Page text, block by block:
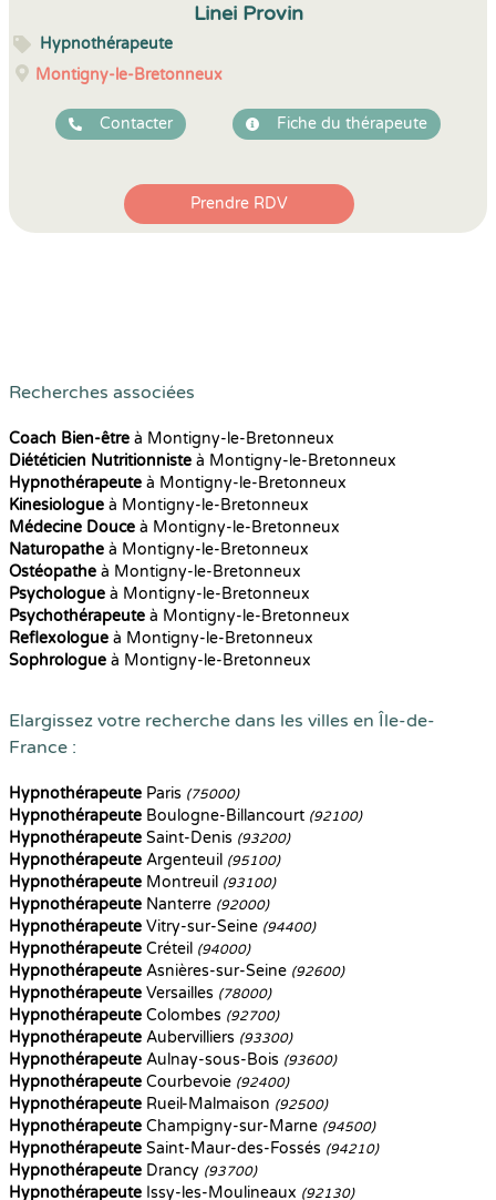
Linei Provin
Hypnothérapeute
Montigny-le-Bretonneux
Contacter Fiche du thérapeute
Prendre RDV
Recherches associées
Coach Bien-être à Montigny-le-Bretonneux
Diététicien Nutritionniste à Montigny-le-Bretonneux
Hypnothérapeute à Montigny-le-Bretonneux
Kinesiologue à Montigny-le-Bretonneux
Médecine Douce à Montigny-le-Bretonneux
Naturopathe à Montigny-le-Bretonneux
Ostéopathe à Montigny-le-Bretonneux
Psychologue à Montigny-le-Bretonneux
Psychothérapeute à Montigny-le-Bretonneux
Reflexologue à Montigny-le-Bretonneux
Sophrologue à Montigny-le-Bretonneux
Elargissez votre recherche dans les villes en Île-de-
France :
Hypnothérapeute Paris (75000)
Hypnothérapeute Boulogne-Billancourt (92100)
Hypnothérapeute Saint-Denis (93200)
Hypnothérapeute Argenteuil (95100)
Hypnothérapeute Montreuil (93100)
Hypnothérapeute Nanterre (92000)
Hypnothérapeute Vitry-sur-Seine (94400)
Hypnothérapeute Créteil (94000)
Hypnothérapeute Asnières-sur-Seine (92600)
Hypnothérapeute Versailles (78000)
Hypnothérapeute Colombes (92700)
Hypnothérapeute Aubervilliers (93300)
Hypnothérapeute Aulnay-sous-Bois (93600)
Hypnothérapeute Courbevoie (92400)
Hypnothérapeute Rueil-Malmaison (92500)
Hypnothérapeute Champigny-sur-Marne (94500)
Hypnothérapeute Saint-Maur-des-Fossés (94210)
Hypnothérapeute Drancy (93700)
Hypnothérapeute Issy-les-Moulineaux (92130)